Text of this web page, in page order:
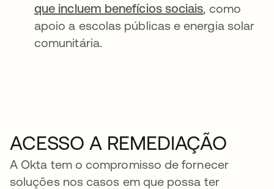
que incluem benefícios sociais, como
apoio a escolas públicas e energia solar
comunitária.
ACESSO A REMEDIAÇÃO
A Okta tem o compromisso de fornecer
soluções nos casos em que possa ter